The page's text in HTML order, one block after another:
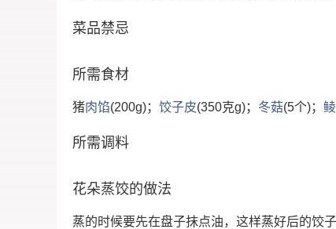
菜品禁忌
所需食材
猪肉馅(200g)； 饺子皮(350克g)； 冬菇(5个)；
所需调料
花朵蒸饺的做法
蒸的时候要先在盘子抹点油，这样蒸好后的饺子